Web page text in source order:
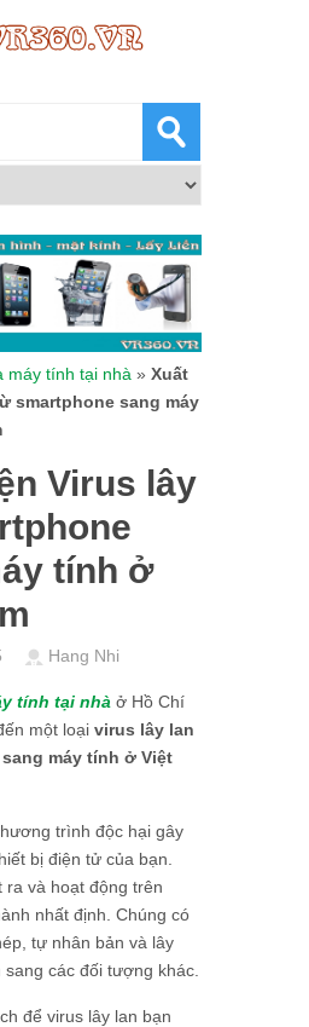
máy tính tại nhà » Xuất
smartphone sang máy
Virus lây
tính ở
Hang Nhi
tính tại nhà ở Hồ Chí
một loại virus lây lan
máy tính ở Việt
trình độc hại gây
bị điện tử của bạn.
ra và hoạt động trên
nhất định. Chúng có
tự nhân bản và lây
các đối tượng khác.
để virus lây lan bạn